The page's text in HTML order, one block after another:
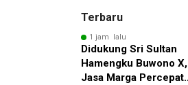
Terbaru
1 jam lalu
Didukung Sri Sultan
Hamengku Buwono X,
Jasa Marga Percepat